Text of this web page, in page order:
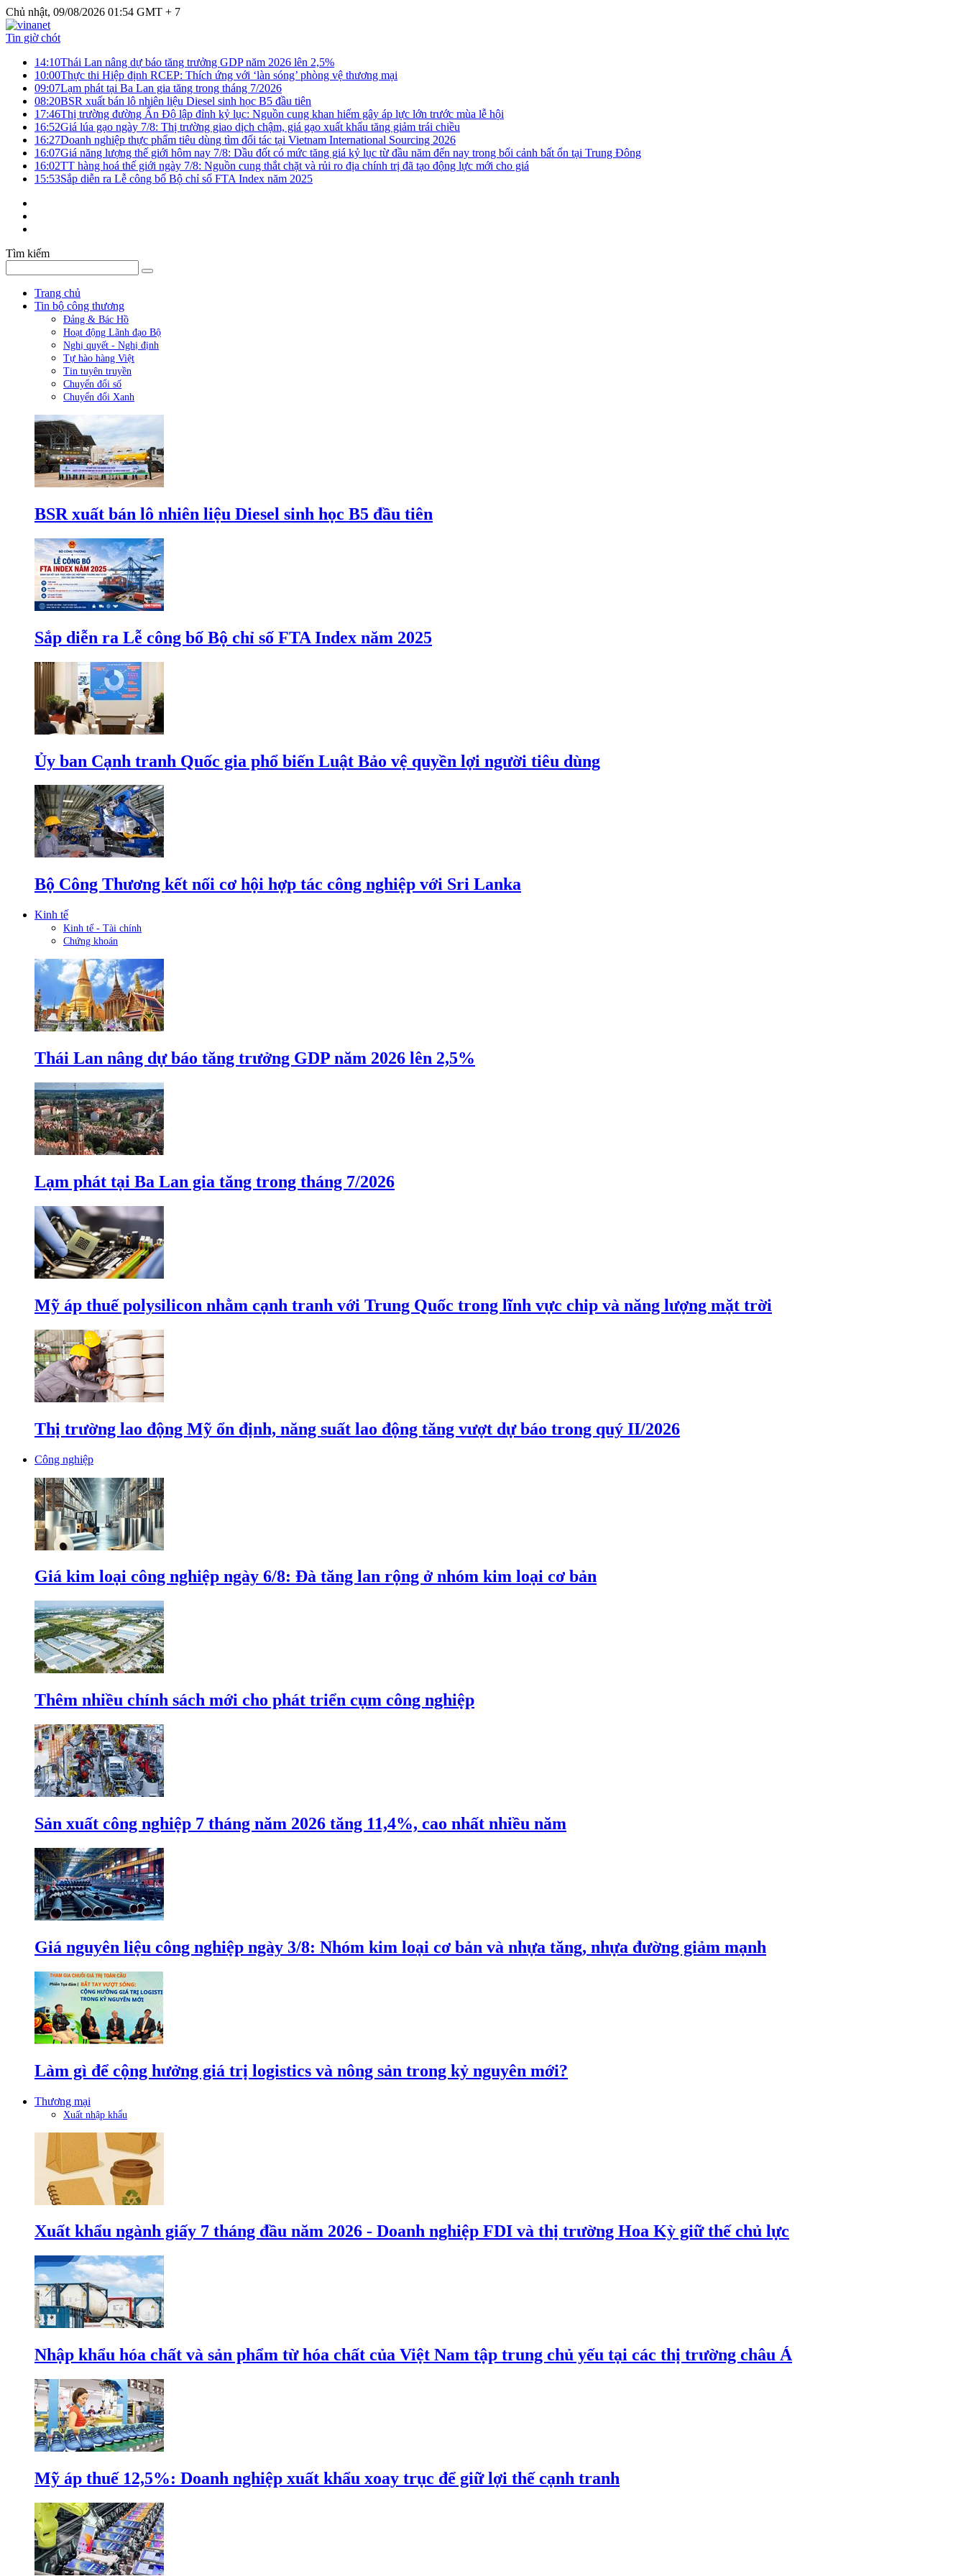
Chủ nhật, 09/08/2026 01:54 GMT + 7
Tin giờ chót
14:10Thái Lan nâng dự báo tăng trưởng GDP năm 2026 lên 2,5%
10:00Thực thi Hiệp định RCEP: Thích ứng với ‘làn sóng’ phòng vệ thương mại
09:07Lạm phát tại Ba Lan gia tăng trong tháng 7/2026
08:20BSR xuất bán lô nhiên liệu Diesel sinh học B5 đầu tiên
17:46Thị trường đường Ấn Độ lập đỉnh kỷ lục: Nguồn cung khan hiếm gây áp lực lớn trước mùa lễ hội
16:52Giá lúa gạo ngày 7/8: Thị trường giao dịch chậm, giá gạo xuất khẩu tăng giảm trái chiều
16:27Doanh nghiệp thực phẩm tiêu dùng tìm đối tác tại Vietnam International Sourcing 2026
16:07Giá năng lượng thế giới hôm nay 7/8: Dầu đốt có mức tăng giá kỷ lục từ đầu năm đến nay trong bối cảnh bất ổn tại Trung Đông
16:02TT hàng hoá thế giới ngày 7/8: Nguồn cung thắt chặt và rủi ro địa chính trị đã tạo động lực mới cho giá
15:53Sắp diễn ra Lễ công bố Bộ chỉ số FTA Index năm 2025
Tìm kiếm
Trang chủ
Tin bộ công thương
Đảng & Bác Hồ
Hoạt động Lãnh đạo Bộ
Nghị quyết - Nghị định
Tự hào hàng Việt
Tin tuyên truyền
Chuyển đổi số
Chuyển đổi Xanh
BSR xuất bán lô nhiên liệu Diesel sinh học B5 đầu tiên
Sắp diễn ra Lễ công bố Bộ chỉ số FTA Index năm 2025
Ủy ban Cạnh tranh Quốc gia phổ biến Luật Bảo vệ quyền lợi người tiêu dùng
Bộ Công Thương kết nối cơ hội hợp tác công nghiệp với Sri Lanka
Kinh tế
Kinh tế - Tài chính
Chứng khoán
Thái Lan nâng dự báo tăng trưởng GDP năm 2026 lên 2,5%
Lạm phát tại Ba Lan gia tăng trong tháng 7/2026
Mỹ áp thuế polysilicon nhằm cạnh tranh với Trung Quốc trong lĩnh vực chip và năng lượng mặt trời
Thị trường lao động Mỹ ổn định, năng suất lao động tăng vượt dự báo trong quý II/2026
Công nghiệp
Giá kim loại công nghiệp ngày 6/8: Đà tăng lan rộng ở nhóm kim loại cơ bản
Thêm nhiều chính sách mới cho phát triển cụm công nghiệp
Sản xuất công nghiệp 7 tháng năm 2026 tăng 11,4%, cao nhất nhiều năm
Giá nguyên liệu công nghiệp ngày 3/8: Nhóm kim loại cơ bản và nhựa tăng, nhựa đường giảm mạnh
Làm gì để cộng hưởng giá trị logistics và nông sản trong kỷ nguyên mới?
Thương mại
Xuất nhập khẩu
Xuất khẩu ngành giấy 7 tháng đầu năm 2026 - Doanh nghiệp FDI và thị trường Hoa Kỳ giữ thế chủ lực
Nhập khẩu hóa chất và sản phẩm từ hóa chất của Việt Nam tập trung chủ yếu tại các thị trường châu Á
Mỹ áp thuế 12,5%: Doanh nghiệp xuất khẩu xoay trục để giữ lợi thế cạnh tranh